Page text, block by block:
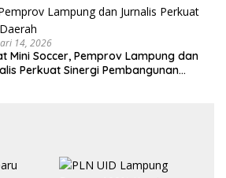
14, 2026
Mini Soccer, Pemprov Lampung dan
Perkuat Sinergi Pembangunan